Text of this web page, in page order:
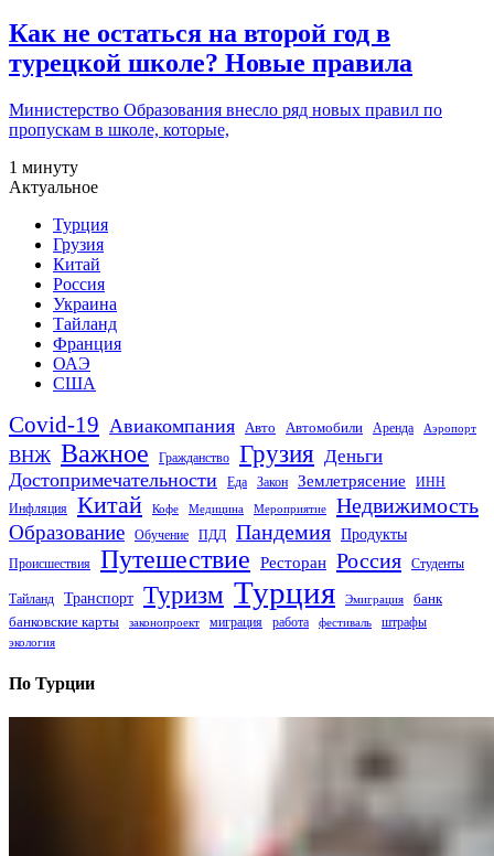
Как не остаться на второй год в
турецкой школе? Новые правила
Министерство Образования внесло ряд новых правил по
пропускам в школе, которые,
1 минуту
Актуальное
Турция
Грузия
Китай
Россия
Украина
Тайланд
Франция
ОАЭ
США
Covid-19 Авиакомпания Авто Автомобили Аренда Аэропорт
ВНЖ Важное Гражданство Грузия Деньги
Достопримечательности
Еда Закон Землетрясение
ИНН
Инфляция
Китай Кофе Медицина Мероприятие Недвижимость
Образование Обучение ПДД Пандемия Продукты
Происшествия Путешествие Ресторан Россия Студенты
Тайланд Транспорт Туризм Турция Эмиграция
банк
банковские карты
законопроект миграция работа фестиваль штрафы
экология
По Турции